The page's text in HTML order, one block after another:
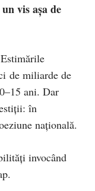
vis așa de
de miliarde de
ani. Dar
în
națională.
invocând